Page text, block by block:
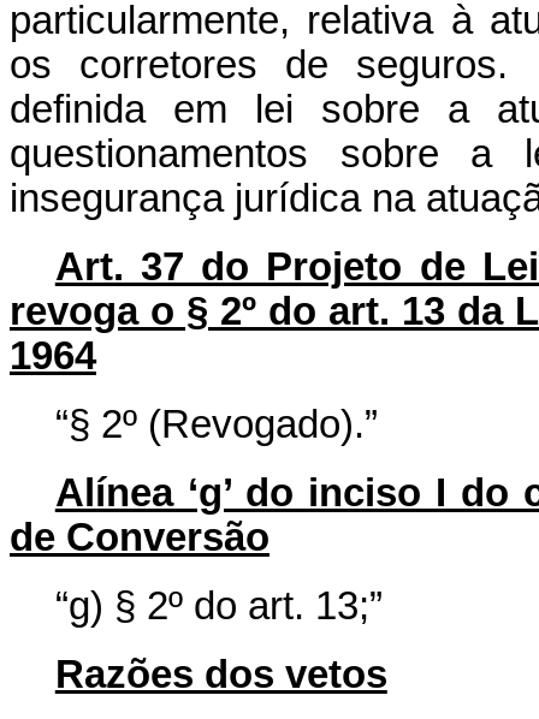
particularmente, relativa à
os corretores de seguros.
definida em lei sobre a
questionamentos sobre a
insegurança jurídica na
Art. 37 do Projeto de
revoga o § 2º do art. 13 da
1964
“§ 2º (Revogado).”
Alínea ‘g’ do inciso I
de Conversão
“g) § 2º do art. 13;”
Razões dos vetos